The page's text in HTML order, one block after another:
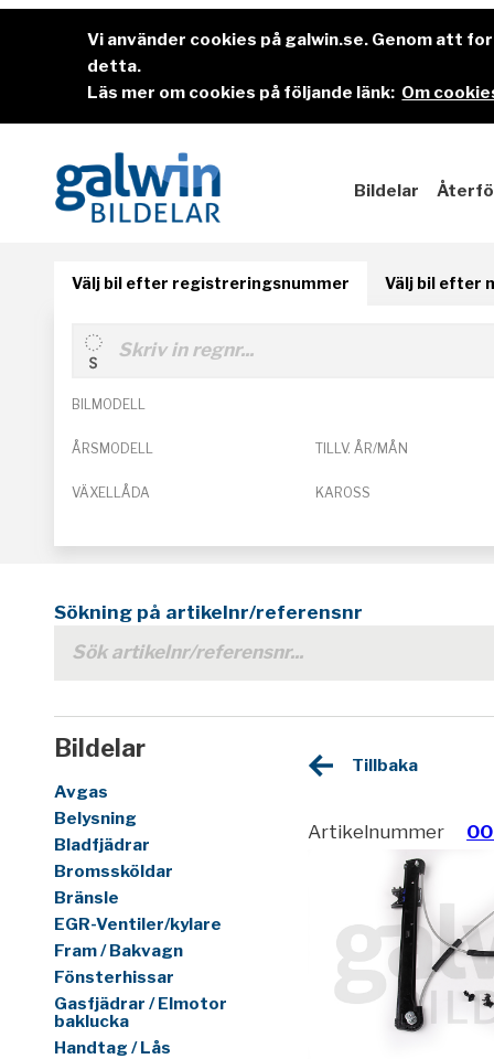
Vi använder cookies på galwin.se. Genom att
detta.
Läs mer om cookies på följande länk: Om
Bildelar
Välj bil efter registreringsnummer Välj bil efter
BILMODELL
ÅRSMODELL TILLV. ÅR/MÅN
VÄXELLÅDA KAROSS
Sökning på artikelnr/referensnr
Bildelar
Avgas
Belysning
Bladfjädrar
Bromssköldar
Bränsle
EGR-Ventiler/kylare
Fram / Bakvagn
Fönsterhissar
Gasfjädrar / Elmotor
baklucka
Handtag / Lås
Tillbaka
Artikelnummer